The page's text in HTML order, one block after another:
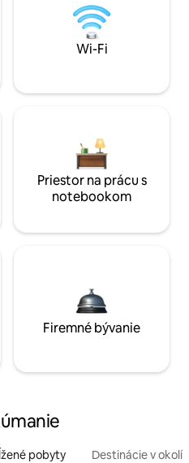
Wi-Fi
Priestor na prácu s
notebookom
Firemné bývanie
pobyty Destinácie v okolí